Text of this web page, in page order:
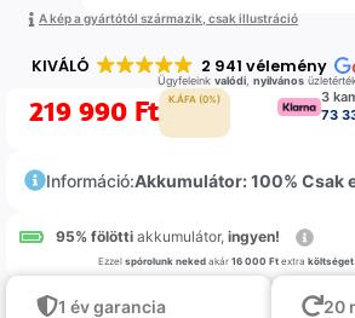
A kép a gyártótól származik, csak illustráció
KIVÁLÓ 2 941 vélemény
Ügyfeleink valódi, nyilvános
219 990 Ft K.ÁFA (0%)
3
73
Információ:Akkumulátor: 100% Csak
95% fölötti akkumulátor, ingyen!
Ezzel spórolunk nekedakár 16 000 Ftextra költséget
1 év garancia 20